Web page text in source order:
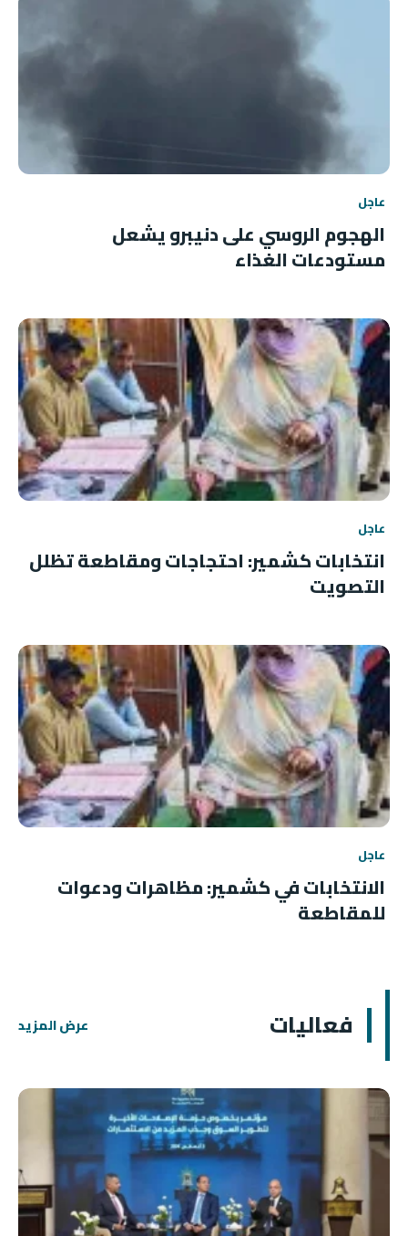
عاجل
الهجوم الروسي على دنيبرو يشعل
مستودعات الغذاء
عاجل
انتخابات كشمير: احتجاجات ومقاطعة تظلل
التصويت
عاجل
الانتخابات في كشمير: مظاهرات ودعوات
للمقاطعة
فعاليات عرض المزيد